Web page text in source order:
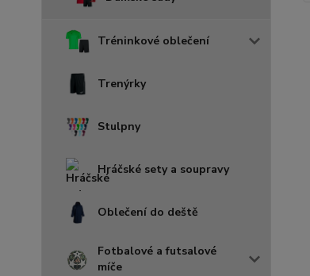
Tréninkové oblečení
Trenýrky
Stulpny
Hráčské sety a soupravy
Oblečení do deště
Fotbalové a futsalové
míče